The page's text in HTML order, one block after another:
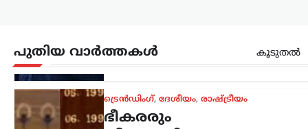
പുതിയ വാർത്തകൾ കൂടുതൽ
ശക്തമാക്കുന്നതിനിടെ, അദ്ദേഹത്തിന്
പിന്തുണയുമായി കേന്ദ്ര പാർലമെന്ററി
കാര്യ മന്ത്രി കിരൺ റിജിജു
രംഗത്തെത്തി. അമിത്…
തമിഴ്നാട്,സിനിമ